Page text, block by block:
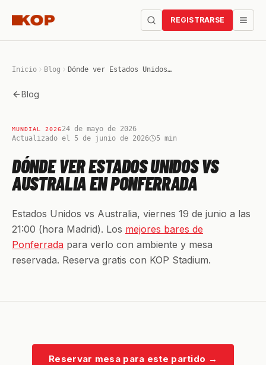
REGISTRARSE
Inicio Blog Dónde ver Estados Unidos vs Australia en Ponferrada
Blog
MUNDIAL 202624 de mayo de 2026
Actualizado el 5 de junio de 2026
5 min
DÓNDE VER ESTADOS UNIDOS VS
AUSTRALIA EN PONFERRADA
Estados Unidos vs Australia, viernes 19 de junio a las
21:00 (hora Madrid). Los mejores bares de
Ponferrada para verlo con ambiente y mesa
reservada. Reserva gratis con KOP Stadium.
Reservar mesa para este partido →